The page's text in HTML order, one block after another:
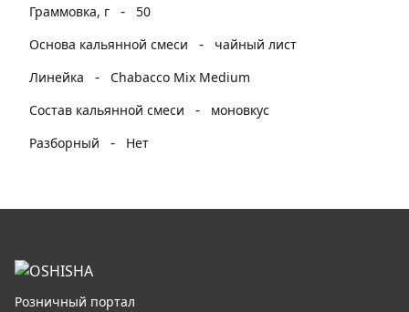
Граммовка, г
-
50
Основа кальянной смеси
-
чайный лист
Линейка
-
Chabacco Mix Medium
Состав кальянной смеси
-
моновкус
Разборный
- Нет
Розничный портал